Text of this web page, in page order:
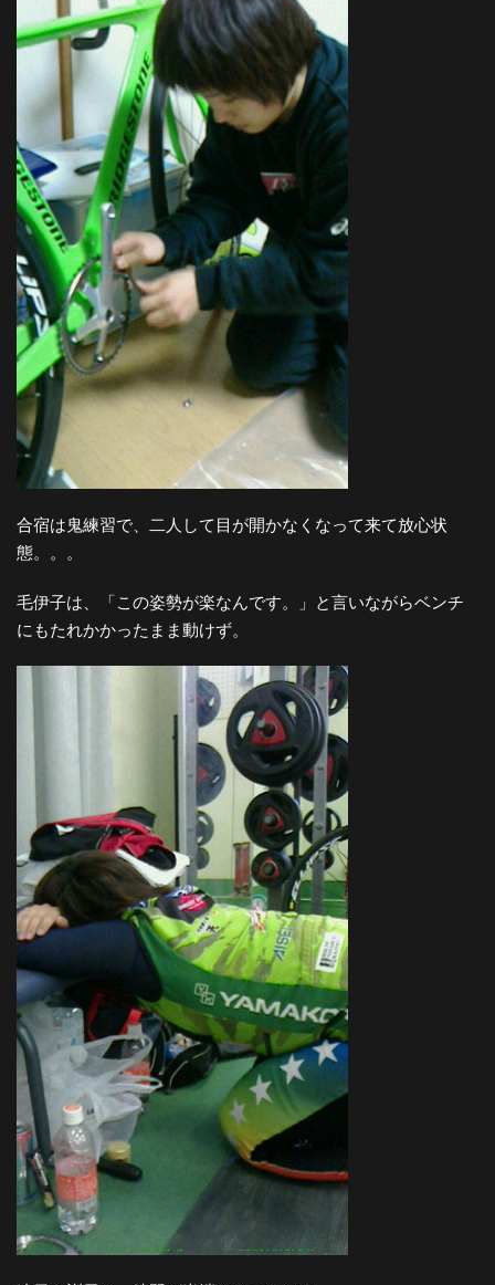
合宿は鬼練習で、二人して目が開かなくなって来て放心状
態。。。
毛伊子は、「この姿勢が楽なんです。」と言いながらベンチ
にもたれかかったまま動けず。